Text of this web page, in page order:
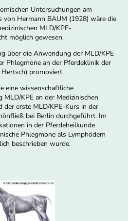
Untersuchungen am
von Hermann BAUM (1928) wäre die
MLD/KPE-
möglich gewesen.
über die Anwendung der MLD/KPE
Phlegmone an der Pferdeklinik der
promoviert.
eine wissenschaftliche
KPE an der Medizinischen
der erste MLD/KPE-Kurs in der
bei Berlin durchgeführt. Im
in der Pferdeheilkunde
Phlegmone als Lymphödem
beschrieben wurde.